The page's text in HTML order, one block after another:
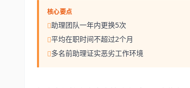
核心要点
助理团队一年内更换5次
平均在职时间不超过2个月
多名前助理证实恶劣工作环境